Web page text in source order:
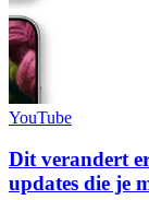
YouTube
Dit verandert
updates die je